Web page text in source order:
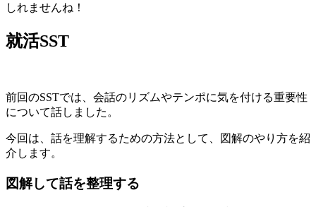
しれませんね！
就活SST
前回のSSTでは、会話のリズムやテンポに気を付ける重要性
について話しました。
今回は、話を理解するための方法として、図解のやり方を紹
介します。
図解して話を整理する